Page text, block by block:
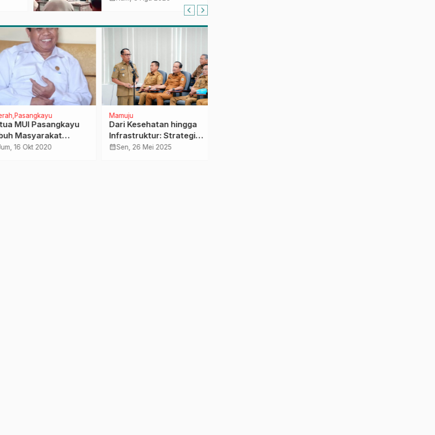
Pasangkayu
MUI Pasangkayu
Masyarakat
Sikapi UU
16 Okt 2020
Mamuju
Dari Kesehatan hingga
Infrastruktur: Strategi
100 Hari Kerja SDK-JSM
Sen, 26 Mei 2025